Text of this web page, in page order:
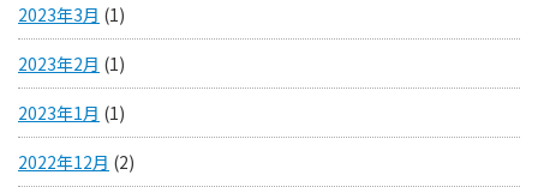
2023年3月 (1)
2023年2月 (1)
2023年1月 (1)
2022年12月 (2)